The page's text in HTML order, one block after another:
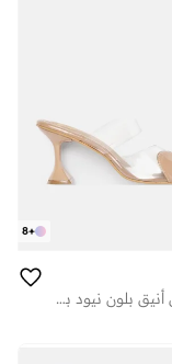
+
8
كعب نسائي أنيق بلون نيود بتصميم قلب بكعب عريض بوصة